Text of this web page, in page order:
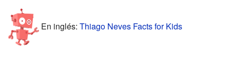
En inglés: Thiago Neves Facts for Kids